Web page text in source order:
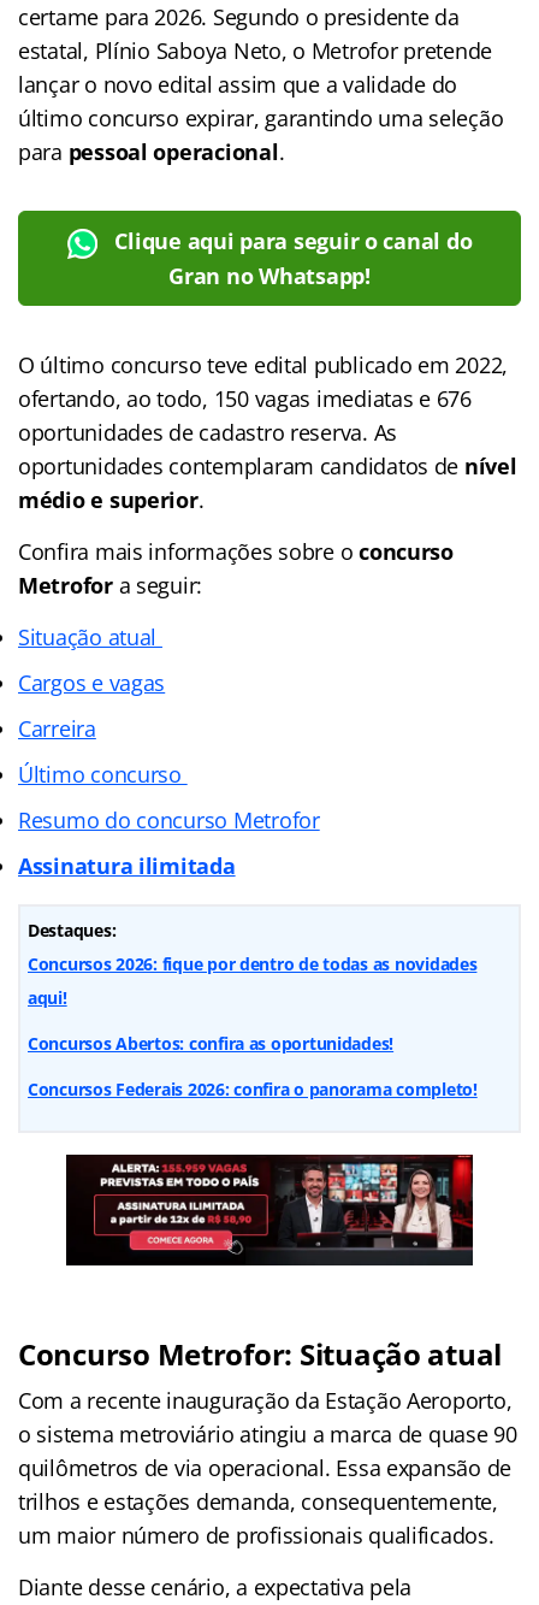
certame para 2026. Segundo o presidente da
estatal, Plínio Saboya Neto, o Metrofor pretende
lançar o novo edital assim que a validade do
último concurso expirar, garantindo uma seleção
para pessoal operacional.
Clique aqui para seguir o canal do
Gran no Whatsapp!
O último concurso teve edital publicado em 2022,
ofertando, ao todo, 150 vagas imediatas e 676
oportunidades de cadastro reserva. As
oportunidades contemplaram candidatos de nível
médio e superior.
Confira mais informações sobre oconcurso
Metrofora seguir:
Situação atual
Cargos e vagas
Carreira
Último concurso
Resumo do concurso Metrofor
Assinatura ilimitada
Destaques:
Concursos 2026: fique por dentro de todas as novidades
aqui!
Concursos Abertos: confira as oportunidades!
Concursos Federais 2026: confira o panorama completo!
Concurso Metrofor: Situação atual
Com a recente inauguração da Estação Aeroporto,
o sistema metroviário atingiu a marca de quase 90
quilômetros de via operacional. Essa expansão de
trilhos e estações demanda, consequentemente,
um maior número de profissionais qualificados.
Diante desse cenário, a expectativa pela